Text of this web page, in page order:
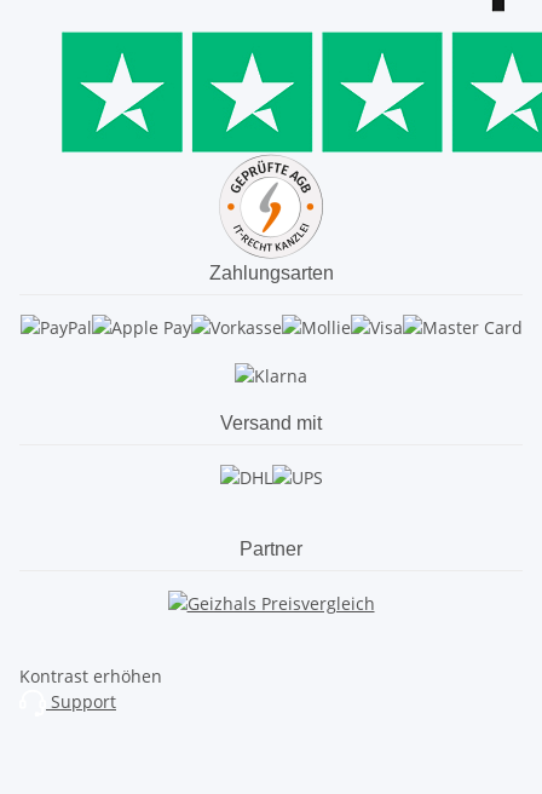
Zahlungsarten
Versand mit
Partner
Kontrast erhöhen
Support